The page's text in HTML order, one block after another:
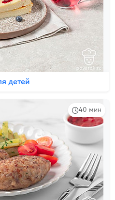
детей
40 мин